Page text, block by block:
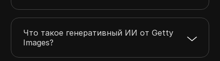
Что такое генеративный ИИ от Getty
Images?